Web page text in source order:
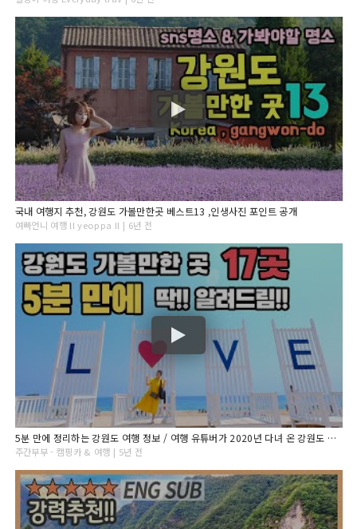
국내 여행지 추천, 강원도 가볼만한곳 베스트13 ,인생사진 포인트 공개
여빠언니 여행 ll yeoppa ll | 6년 전
5분 만에 정리하는 강원도 여행 정보 / 여행 유튜버가 2020년 다녀 온 강원도 여행 BEST 17
주간부부 - 캠핑카 & 여행 | 5년 전